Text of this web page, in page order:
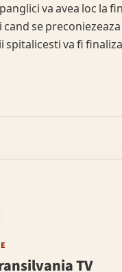
va avea loc la
se
spitalicesti va fi
TV